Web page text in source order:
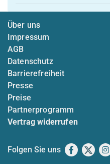
Über uns
Impressum
AGB
Datenschutz
Barrierefreiheit
Presse
Preise
Partnerprogramm
Vertrag widerrufen
Folgen Sie uns Facebook
X